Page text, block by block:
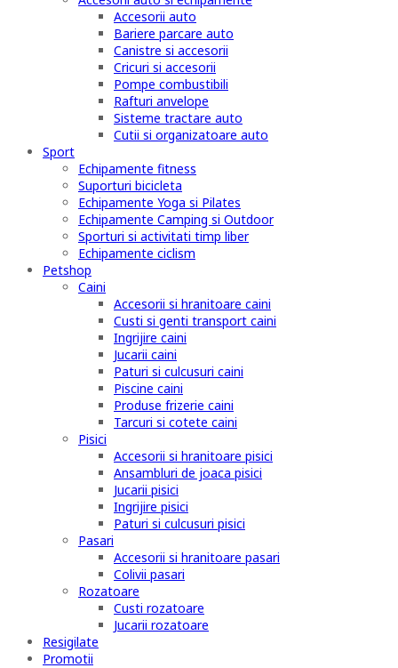
Accesorii auto
Bariere parcare auto
Canistre si accesorii
Cricuri si accesorii
Pompe combustibili
Rafturi anvelope
Sisteme tractare auto
Cutii si organizatoare auto
Sport
Echipamente fitness
Suporturi bicicleta
Echipamente Yoga si Pilates
Echipamente Camping si Outdoor
Sporturi si activitati timp liber
Echipamente ciclism
Petshop
Caini
Accesorii si hranitoare caini
Custi si genti transport caini
Ingrijire caini
Jucarii caini
Paturi si culcusuri caini
Piscine caini
Produse frizerie caini
Tarcuri si cotete caini
Pisici
Accesorii si hranitoare pisici
Ansambluri de joaca pisici
Jucarii pisici
Ingrijire pisici
Paturi si culcusuri pisici
Pasari
Accesorii si hranitoare pasari
Colivii pasari
Rozatoare
Custi rozatoare
Jucarii rozatoare
Resigilate
Promotii